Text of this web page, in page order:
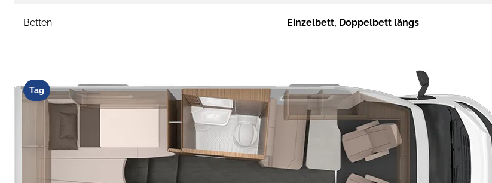
Betten Einzelbett, Doppelbett längs
Tag